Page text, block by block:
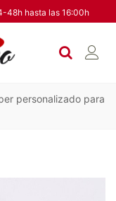
48h hasta las 16:00h
personalizado para